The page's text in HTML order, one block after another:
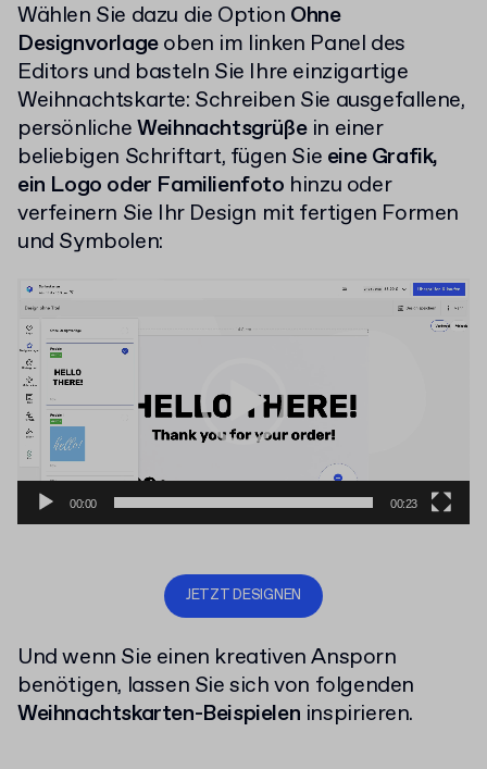
Wählen Sie dazu die Option Ohne
Designvorlageoben im linken Panel des
Editors und basteln Sie Ihre einzigartige
Weihnachtskarte: Schreiben Sie ausgefallene,
persönlicheWeihnachtsgrüßein einer
beliebigen Schriftart, fügen Sie eine Grafik,
ein Logo oder Familienfoto hinzu oder
verfeinern Sie Ihr Design mit fertigen Formen
und Symbolen:
Video-
Player
00:00 00:23
JETZT DESIGNEN
Und wenn Sie einen kreativen Ansporn
benötigen, lassen Sie sich von folgenden
Weihnachtskarten-Beispielen inspirieren.